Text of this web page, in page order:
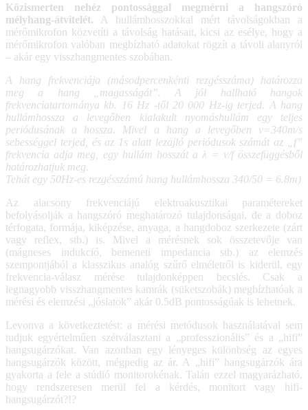
Közismerten nehéz pontossággal megmérni a hangszóró
mélyhang-átvitelét. A hullámhosszokkal mért távolságokban a
mérőmikrofon közvetíti a távolság hatásait, kicsi az esélye, hogy a
mérőmikrofon valóban megbízható adatokat rögzít a távoli alanyról
– akár egy visszhangmentes szobában.
A hang frekvenciája (másodpercenkénti rezgésszáma) határozza
meg a hang „magasságát”. A jól hallható hangok
frekvenciatartománya kb. 16 Hz -től 20 000 Hz-ig terjed. A hang
hullámhossza a levegőben kialakult nyomáshullám egy teljes
periódusának a hossza. Mivel a hang a levegőben v=340m/s
sebességgel terjed, és az 1s alatt lezajló periódusok számát az „f”
frekvencia adja meg, egy hullám hosszát a λ = v/f összefüggésből
határozhatjuk meg.
Tehát egy 50Hz-es rezgésszámú hang hullámhossza 340/50 = 6.8m)
Az alacsony frekvenciájú elektroakusztikai paramétereket
befolyásolják a hangszóró meghatározó tulajdonságai, de a doboz
térfogata, formája, kiképzése, anyaga, a hangdoboz szerkezete (zárt
vagy reflex, stb.) is. Mivel a mérésnek sok összetevője van
(mágneses indukció, bemeneti impedancia stb.) az elemzés
szempontjából a klasszikus analóg szűrő elméletről is kiderül, egy
frekvencia-válasz mérése tulajdonképpen becslés. Csak a
legnagyobb visszhangmentes kamrák (süketszobák) megbízhatóak a
mérési és elemzési „jóslatok” akár 0.5dB pontosságúak is lehetnek.
Levonva a következtetést: a mérési metódusok használatával sem
tudjuk egyértelműen szétválasztani a „professzionális” és a „hifi”
hangsugárzókat. Van azonban egy lényeges különbség az egyes
hangsugárzók között, mégpedig az ár. A „hifi” hangsugárzók ára
gyakorta a fele a stúdió monitorokénak. Talán ezzel magyarázható,
hogy rendszeresen merül fel a kérdés, monitort vagy hifi-
hangsugárzót?!?